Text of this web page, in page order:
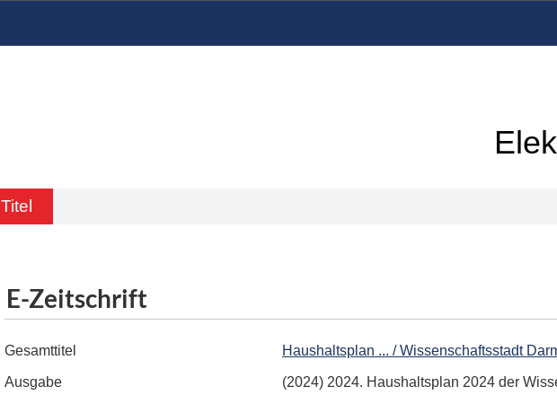
Titel
E-Zeitschrift
Gesamttitel Haushaltsplan ... / Wissenschaftsstadt
Ausgabe
(2024) 2024. Haushaltsplan 2024 der